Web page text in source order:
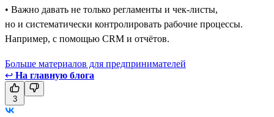
• Важно давать не только регламенты и чек-листы,
но и систематически контролировать рабочие процессы.
Например, с помощью CRM и отчётов.
Больше материалов для предпринимателей
↩ На главную блога
3